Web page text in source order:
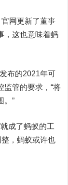
官网更新了董事
，这也意味着蚂
布的2021年可
监管的要求，“将
。”
成了蚂蚁的工
整，蚂蚁或许也